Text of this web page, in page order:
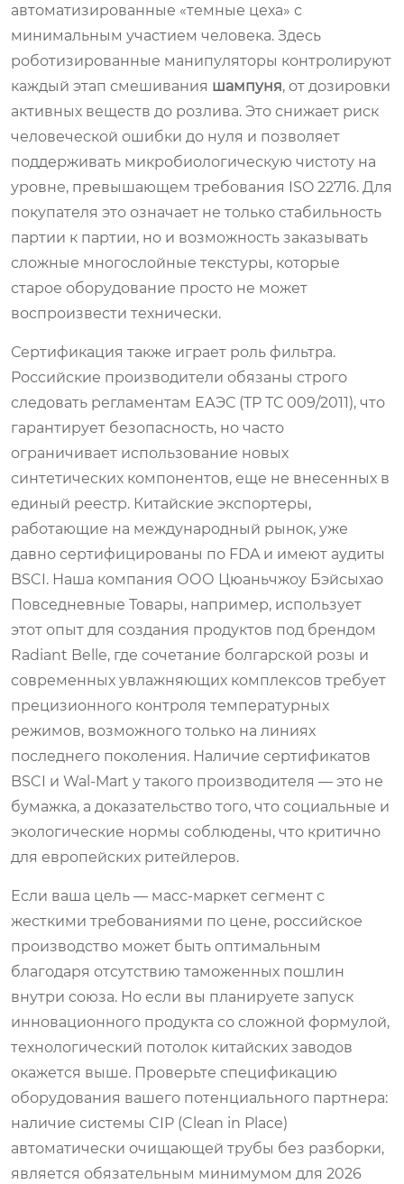
автоматизированные «темные цеха» с
минимальным участием человека. Здесь
роботизированные манипуляторы контролируют
каждый этап смешивания шампуня, от дозировки
активных веществ до розлива. Это снижает риск
человеческой ошибки до нуля и позволяет
поддерживать микробиологическую чистоту на
уровне, превышающем требования ISO 22716. Для
покупателя это означает не только стабильность
партии к партии, но и возможность заказывать
сложные многослойные текстуры, которые
старое оборудование просто не может
воспроизвести технически.
Сертификация также играет роль фильтра.
Российские производители обязаны строго
следовать регламентам ЕАЭС (ТР ТС 009/2011), что
гарантирует безопасность, но часто
ограничивает использование новых
синтетических компонентов, еще не внесенных в
единый реестр. Китайские экспортеры,
работающие на международный рынок, уже
давно сертифицированы по FDA и имеют аудиты
BSCI. Наша компания ООО Цюаньчжоу Бэйсыхао
Повседневные Товары, например, использует
этот опыт для создания продуктов под брендом
Radiant Belle, где сочетание болгарской розы и
современных увлажняющих комплексов требует
прецизионного контроля температурных
режимов, возможного только на линиях
последнего поколения. Наличие сертификатов
BSCI и Wal-Mart у такого производителя — это не
бумажка, а доказательство того, что социальные и
экологические нормы соблюдены, что критично
для европейских ритейлеров.
Если ваша цель — масс-маркет сегмент с
жесткими требованиями по цене, российское
производство может быть оптимальным
благодаря отсутствию таможенных пошлин
внутри союза. Но если вы планируете запуск
инновационного продукта со сложной формулой,
технологический потолок китайских заводов
окажется выше. Проверьте спецификацию
оборудования вашего потенциального партнера:
наличие системы CIP (Clean in Place)
автоматически очищающей трубы без разборки,
является обязательным минимумом для 2026